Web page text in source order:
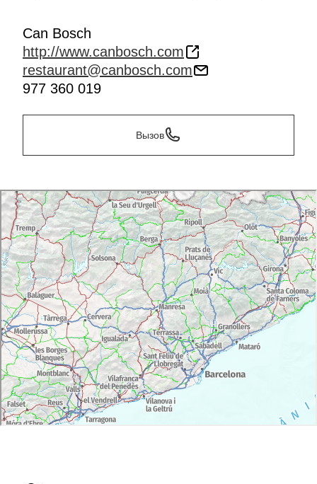
Can Bosch
http://www.canbosch.com
restaurant@canbosch.com
977 360 019
Вызов